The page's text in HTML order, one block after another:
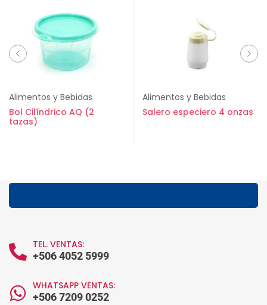
Alimentos y Bebidas
Bol Cilíndrico AQ (2
tazas)
Alimentos y Bebidas
Salero especiero 4 onzas
TEL. VENTAS:
+506 4052 5999
WHATSAPP VENTAS:
+506 7209 0252